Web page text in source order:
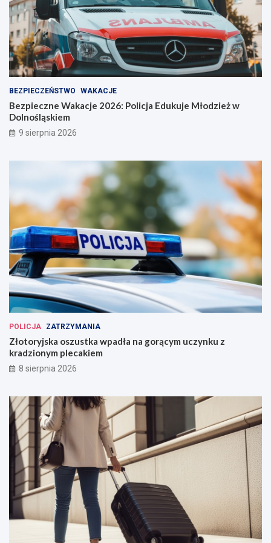
ś
ć
BEZPIECZEŃSTWO WAKACJE
Bezpieczne Wakacje 2026: Policja Edukuje Młodzież w
Dolnośląskiem
9 sierpnia 2026
POLICJA ZATRZYMANIA
Złotoryjska oszustka wpadła na gorącym uczynku z
kradzionym plecakiem
8 sierpnia 2026